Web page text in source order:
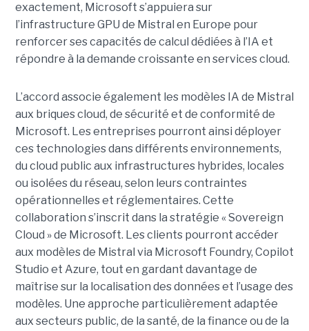
exactement, Microsoft s’appuiera sur
l’infrastructure GPU de Mistral en Europe pour
renforcer ses capacités de calcul dédiées à l’IA et
répondre à la demande croissante en services cloud.
L’accord associe également les modèles IA de Mistral
aux briques cloud, de sécurité et de conformité de
Microsoft. Les entreprises pourront ainsi déployer
ces technologies dans différents environnements,
du cloud public aux infrastructures hybrides, locales
ou isolées du réseau, selon leurs contraintes
opérationnelles et réglementaires. Cette
collaboration s’inscrit dans la stratégie « Sovereign
Cloud » de Microsoft. Les clients pourront accéder
aux modèles de Mistral via Microsoft Foundry, Copilot
Studio et Azure, tout en gardant davantage de
maîtrise sur la localisation des données et l’usage des
modèles. Une approche particulièrement adaptée
aux secteurs public, de la santé, de la finance ou de la